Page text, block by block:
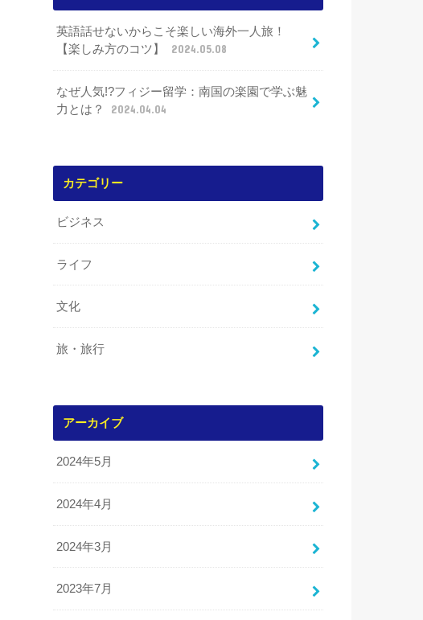
英語話せないからこそ楽しい海外一人旅！
【楽しみ方のコツ】
2024.05.08
なぜ人気!?フィジー留学：南国の楽園で学ぶ魅
力とは？
2024.04.04
カテゴリー
ビジネス
ライフ
文化
旅・旅行
アーカイブ
2024年5月
2024年4月
2024年3月
2023年7月